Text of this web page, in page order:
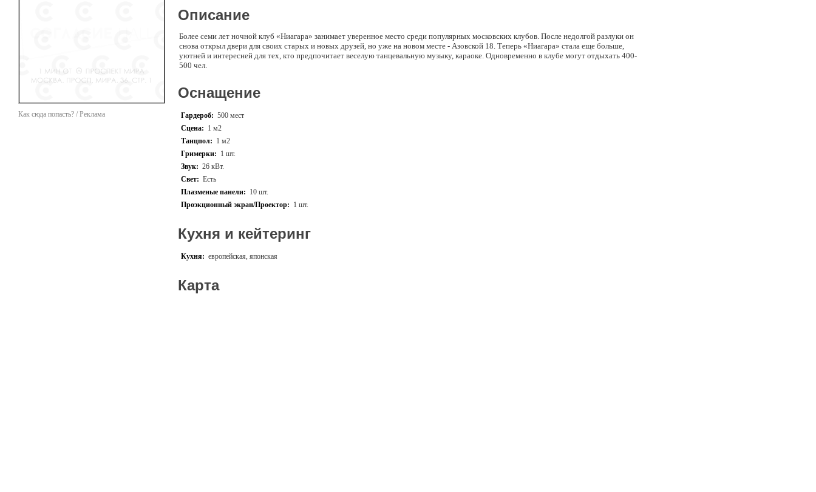
Как сюда попасть? / Реклама
Описание
Более семи лет ночной клуб «Ниагара» занимает уверенное место среди популярных московских клубов. После недолгой разлуки он
снова открыл двери для своих старых и новых друзей, но уже на новом месте - Азовской 18. Теперь «Ниагара» стала еще больше,
уютней и интересней для тех, кто предпочитает веселую танцевальную музыку, караоке. Одновременно в клубе могут отдыхать 400-
500 чел.
Оснащение
Гардероб: 500 мест
Сцена: 1 м2
Танцпол: 1 м2
Гримерки: 1 шт.
Звук: 26 кВт.
Свет: Есть
Плазменые панели: 10 шт.
Проэкционный экран/Проектор: 1 шт.
Кухня и кейтеринг
Кухня: европейская, японская
Карта